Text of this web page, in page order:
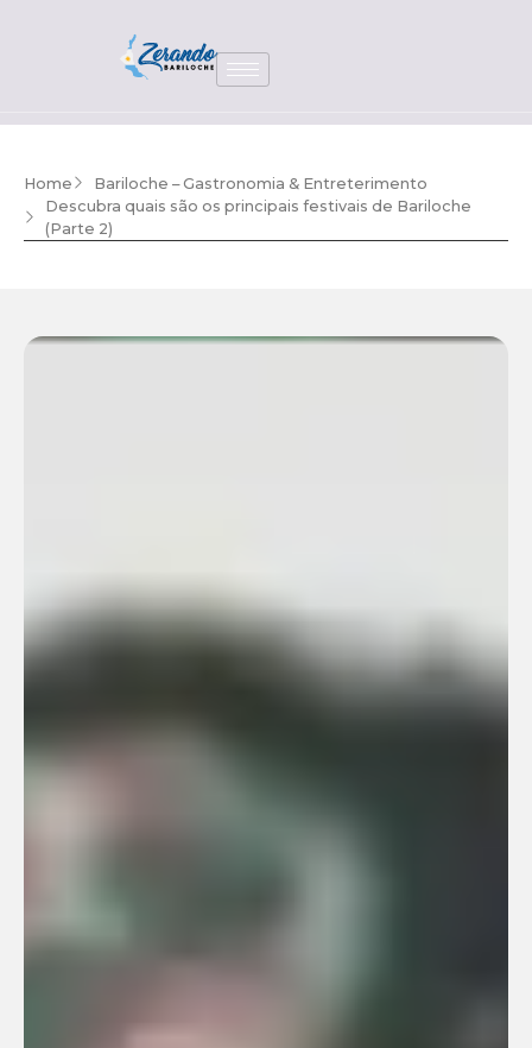
Home
Bariloche – Gastronomia & Entreterimento
Descubra quais são os principais festivais de Bariloche
(Parte 2)